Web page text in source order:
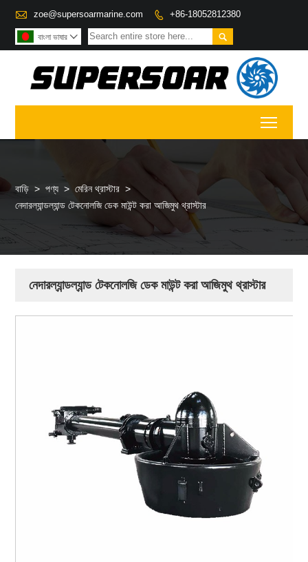
 zoe@supersoarmarine.com  +86-18052812380

বাংলা ভাষার 
বাড়ি > পণ্য > মেরিন থ্রাস্টার >
নেদারল্যান্ডল্যান্ড টেকনোলজি ডেক মাউন্ট করা আজিমুথ থ্রাস্টার
নেদারল্যান্ডল্যান্ড টেকনোলজি ডেক মাউন্ট করা আজিমুথ থ্রাস্টার